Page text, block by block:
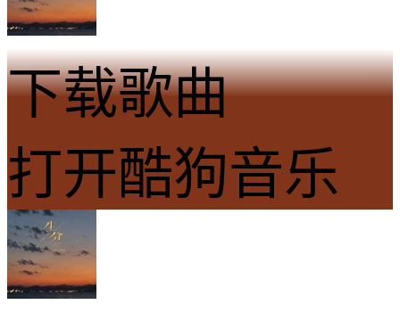
下载歌曲
打开酷狗音乐